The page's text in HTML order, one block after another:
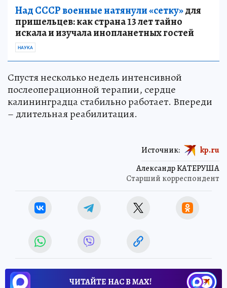
Над СССР военные натянули «сетку»для
пришельцев: как страна 13 лет тайно
искала и изучала инопланетных гостей
НАУКА
Спустя несколько недель интенсивной
послеоперационной терапии, сердце
калининградца стабильно работает. Впереди
– длительная реабилитация.
Александр КАТЕРУША
Старший корреспондент
Источник: kp.ru
ЧИТАЙТЕ НАС В МАХ!